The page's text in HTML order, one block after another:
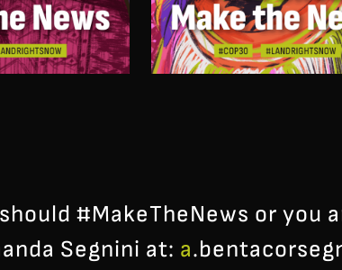
#MakeTheNews or you
Segnini at: a